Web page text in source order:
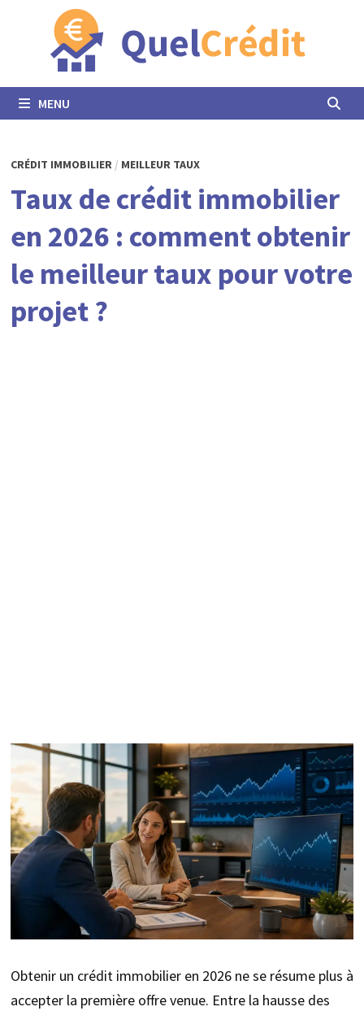
MENU
CRÉDIT IMMOBILIER/ MEILLEUR TAUX
Taux de crédit immobilier
en 2026 : comment obtenir
le meilleur taux pour votre
projet ?
Obtenir un crédit immobilier en 2026 ne se résume plus à
accepter la première offre venue. Entre la hausse des